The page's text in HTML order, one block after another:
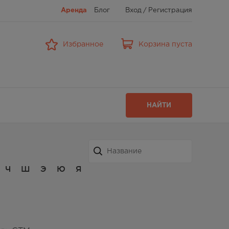
Аренда Блог Вход / Регистрация
Избранное Корзина пуста
НАЙТИ
Ч Ш Э Ю Я